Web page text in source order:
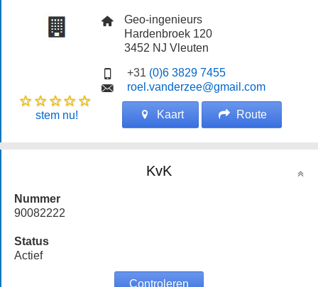
Geo-ingenieurs
Hardenbroek 120
3452 NJVleuten
+31 (0)6 3829 7455
roel.vanderzee@gmail.com
stem nu! Kaart Route
KvK
Nummer
90082222
Status
Actief
Controleren